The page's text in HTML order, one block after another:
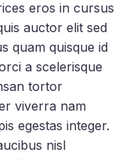
eros in cursus
auctor elit sed
quam quisque id
a scelerisque
tortor
viverra nam
egestas integer.
nisl